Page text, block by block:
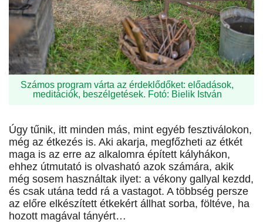
Számos program várta az érdeklődőket: előadások,
meditációk, beszélgetések. Fotó: Bielik István
Úgy tűnik, itt minden más, mint egyéb fesztiválokon,
még az étkezés is. Aki akarja, megfőzheti az étkét
maga is az erre az alkalomra épített kályhákon,
ehhez útmutató is olvasható azok számára, akik
még sosem használtak ilyet: a vékony gallyal kezdd,
és csak utána tedd rá a vastagot. A többség persze
az előre elkészített étkekért állhat sorba, föltéve, ha
hozott magával tányért…